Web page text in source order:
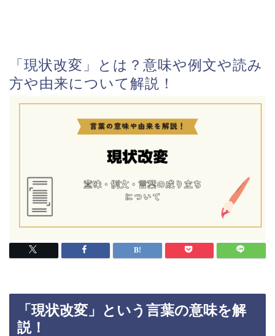
「現状改変」とは？意味や例文や読み
方や由来について解説！
「現状改変」という言葉の意味を解
説！